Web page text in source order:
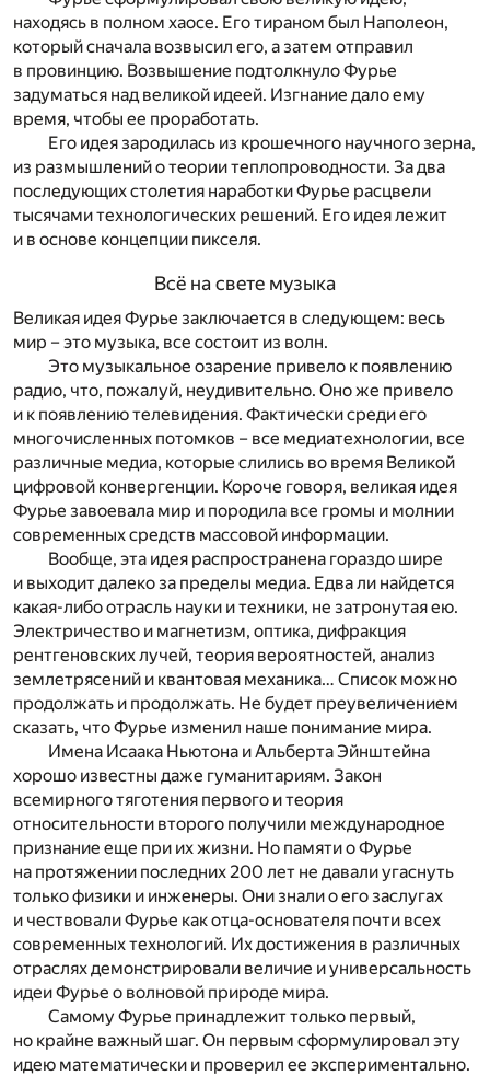
находясь в полном хаосе. Его тираном был Наполеон,
который сначала возвысил его, а затем отправил
в провинцию. Возвышение подтолкнуло Фурье
задуматься над великой идеей. Изгнание дало ему
время, чтобы ее проработать.
Его идея зародилась из крошечного научного зерна,
из размышлений о теории теплопроводности. За два
последующих столетия наработки Фурье расцвели
тысячами технологических решений. Его идея лежит
и в основе концепции пикселя.
Всё на свете музыка
Великая идея Фурье заключается в следующем: весь
мир – это музыка, все состоит из волн.
Это музыкальное озарение привело к появлению
радио, что, пожалуй, неудивительно. Оно же привело
и к появлению телевидения. Фактически среди его
многочисленных потомков – все медиатехнологии, все
различные медиа, которые слились во время Великой
цифровой конвергенции. Короче говоря, великая идея
Фурье завоевала мир и породила все громы и молнии
современных средств массовой информации.
Вообще, эта идея распространена гораздо шире
и выходит далеко за пределы медиа. Едва ли найдется
какая-либо отрасль науки и техники, не затронутая ею.
Электричество и магнетизм, оптика, дифракция
рентгеновских лучей, теория вероятностей, анализ
землетрясений и квантовая механика… Список можно
продолжать и продолжать. Не будет преувеличением
сказать, что Фурье изменил наше понимание мира.
Имена Исаака Ньютона и Альберта Эйнштейна
хорошо известны даже гуманитариям. Закон
всемирного тяготения первого и теория
относительности второго получили международное
признание еще при их жизни. Но памяти о Фурье
на протяжении последних 200 лет не давали угаснуть
только физики и инженеры. Они знали о его заслугах
и чествовали Фурье как отца-основателя почти всех
современных технологий. Их достижения в различных
отраслях демонстрировали величие и универсальность
идеи Фурье о волновой природе мира.
Самому Фурье принадлежит только первый,
но крайне важный шаг. Он первым сформулировал эту
идею математически и проверил ее экспериментально.